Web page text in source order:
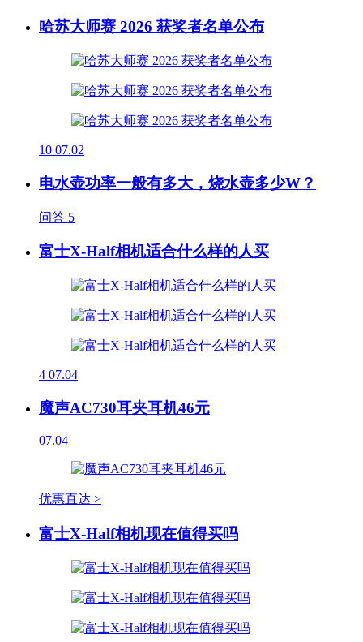
哈苏大师赛 2026 获奖者名单公布
10 07.02
电水壶功率一般有多大，烧水壶多少W？
问答 5
富士X-Half相机适合什么样的人买
4 07.04
魔声AC730耳夹耳机46元
07.04
优惠直达 >
富士X-Half相机现在值得买吗